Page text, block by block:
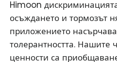
Himoon
осъждането и тормозът
приложението
толерантността. Нашите
ценности са